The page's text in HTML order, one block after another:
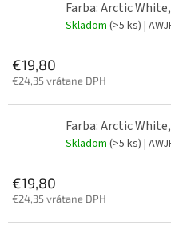
Farba: Arctic
Skladom (>5 ks) |
€19,80
€24,35 vrátane DPH
Farba: Arctic
Skladom (>5 ks) |
€19,80
€24,35 vrátane DPH